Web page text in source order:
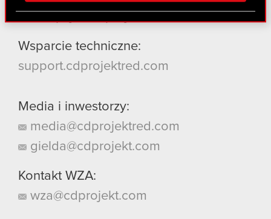
Partnerzy mogą połączyć te informacje z innymi
danymi otrzymanymi od Ciebie lub uzyskanymi
korzystanie z naszej witryny, zgadasz się na
używanie plików cookie.
Wsparcie techniczne:
support.cdprojektred.com
Media i inwestorzy:
media@cdprojektred.com
gielda@cdprojekt.com
Kontakt WZA:
wza@cdprojekt.com